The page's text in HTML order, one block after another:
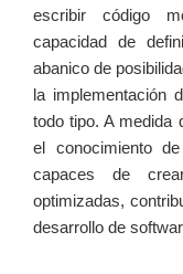
escribir código
capacidad de
abanico de
la implementación
todo tipo. A medida
el conocimiento
capaces de
optimizadas,
desarrollo de